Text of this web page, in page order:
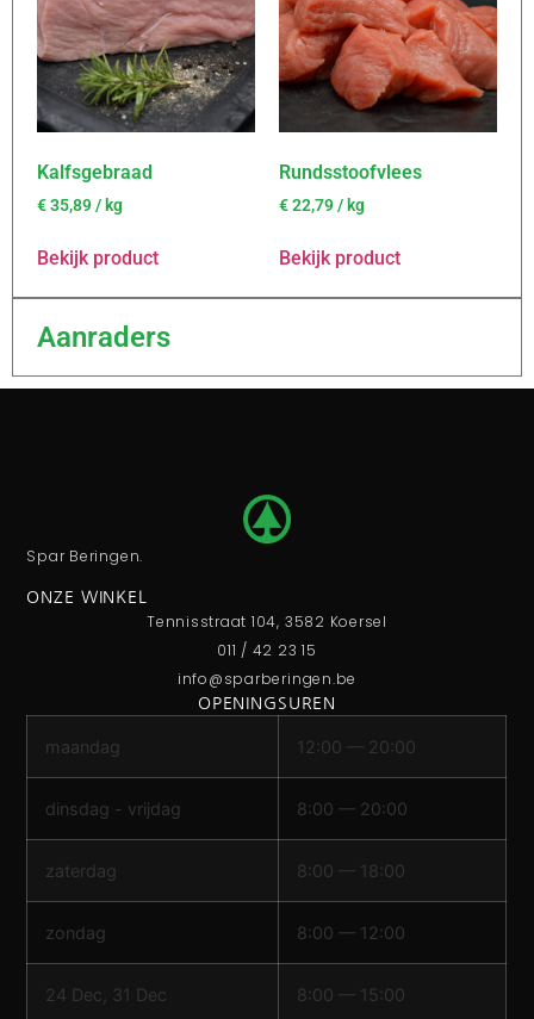
Kalfsgebraad
€35,89/ kg
Bekijk product
Rundsstoofvlees
€22,79/ kg
Bekijk product
Aanraders
Spar Beringen.
ONZE WINKEL
Tennisstraat 104, 3582 Koersel
011 / 42 23 15
info@sparberingen.be
OPENINGSUREN
maandag 12:00 — 20:00
dinsdag - vrijdag 8:00 — 20:00
zaterdag 8:00 — 18:00
zondag 8:00 — 12:00
24 Dec, 31 Dec 8:00 — 15:00